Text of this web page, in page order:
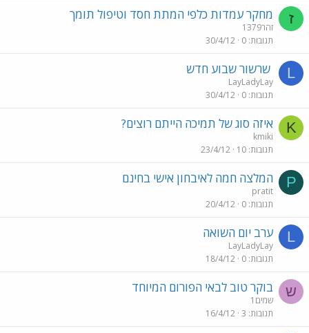
ז מחקר עמדות כלפי המתת חסד וטיפול תומך
זהר1379
תגובות 0
30/4/12
L שרשור שבוע חדש
LayLadyLay
תגובות 0
30/4/12
K איזה סוג של תמיכה הייתם רוצים?
kmiki
תגובות 10
23/4/12
P המלצה חמה לאיבחון אישי בחינם
pratit
תגובות 0
20/4/12
L ערב יום השואה
LayLadyLay
תגובות 0
18/4/12
ש בוקר טוב לבאי הפורום המיוחד
שמים1
תגובות 3
16/4/12